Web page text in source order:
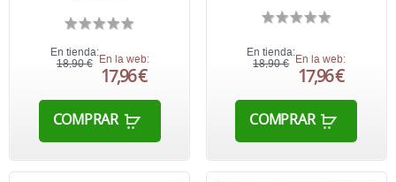
En tienda:
18,90 € En la web:
17,96 €
COMPRAR
En tienda:
18,90 € En la web:
17,96 €
COMPRAR